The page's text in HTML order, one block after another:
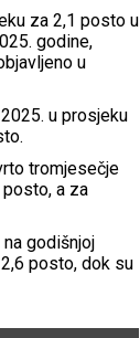
za 2,1 posto u
godine,
u
u prosjeku
tromjesečje
a za
godišnjoj
posto, dok su